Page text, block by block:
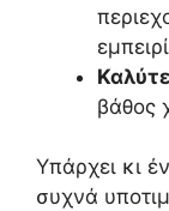
βάθος
Υπάρχει κι
συχνά